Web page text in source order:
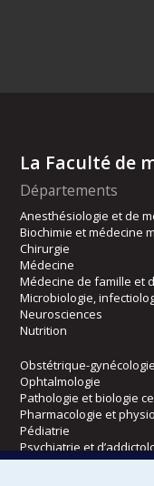
La Faculté de
Départements
Anesthésiologie et de
Biochimie et médecine
Chirurgie
Médecine
Médecine de famille et
Microbiologie,
Neurosciences
Nutrition
Obstétrique-gynécologie
Ophtalmologie
Pathologie et biologie
Pharmacologie et
Pédiatrie
Psychiatrie et
Radiologie, radio-